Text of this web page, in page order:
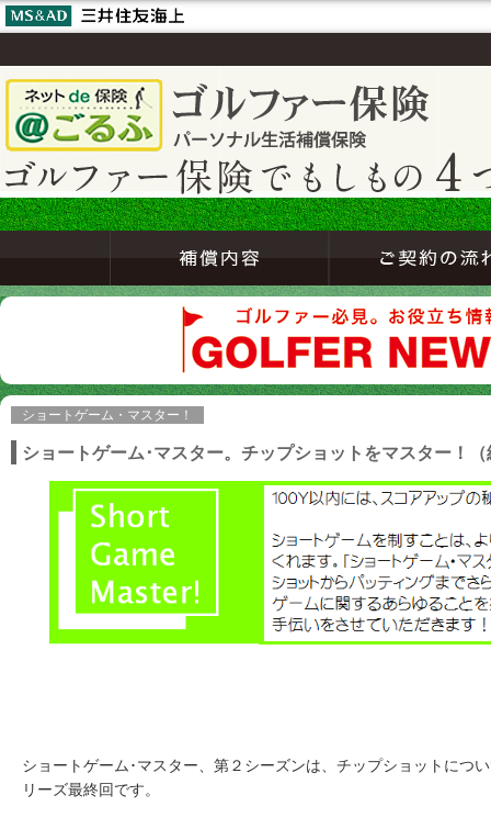
ショートゲーム・マスター！
ショートゲーム･マスター。チップショットをマスター！（
ショートゲーム･マスター、第２シーズンは、チップショットにつ
リーズ最終回です。